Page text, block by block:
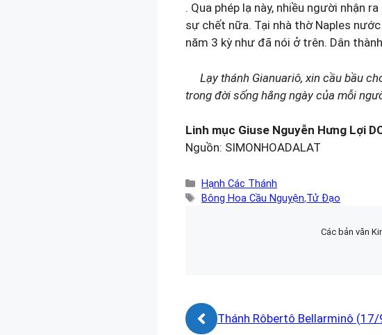
. Qua phép lạ này, nhiều người nhận
sự chết nữa. Tại nhà thờ Naples
năm 3 kỳ như đã nói ở trên. Dân
Lạy thánh Gianuariô, xin cầu bầu
trong đời sống hằng ngày của mỗi
Linh mục Giuse Nguyễn Hưng Lợi
Nguồn: SIMONHOADALAT
Danh
mục
Hạnh Các Thánh
Thẻ
Bông Hoa Cầu Nguyện,Tử Đạo
Các bản văn
Thánh Rôbertô Bellarminô (17/